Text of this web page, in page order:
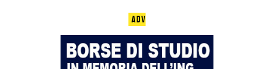
ADV